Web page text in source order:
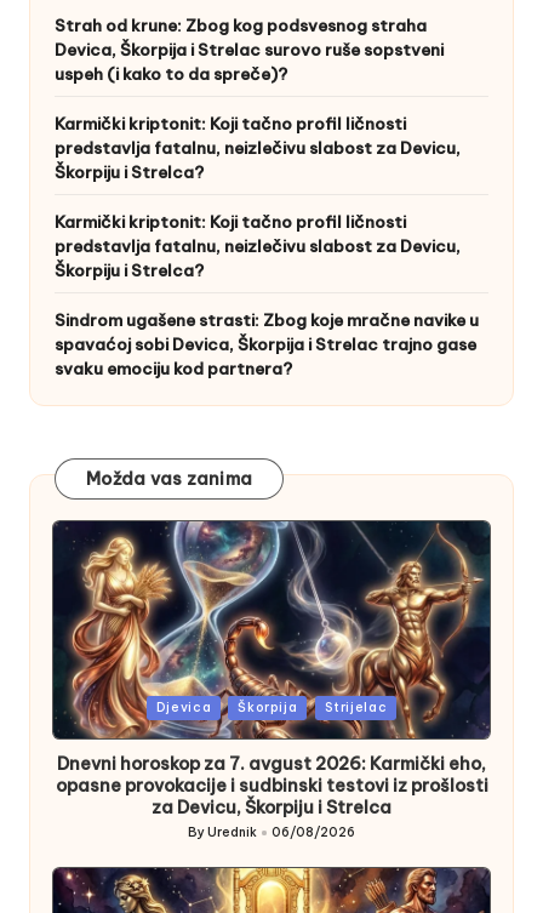
Strah od krune: Zbog kog podsvesnog straha
Devica, Škorpija i Strelac surovo ruše sopstveni
uspeh (i kako to da spreče)?
Karmički kriptonit: Koji tačno profil ličnosti
predstavlja fatalnu, neizlečivu slabost za Devicu,
Škorpiju i Strelca?
Karmički kriptonit: Koji tačno profil ličnosti
predstavlja fatalnu, neizlečivu slabost za Devicu,
Škorpiju i Strelca?
Sindrom ugašene strasti: Zbog koje mračne navike u
spavaćoj sobi Devica, Škorpija i Strelac trajno gase
svaku emociju kod partnera?
Možda vas zanima
Posted
in
Djevica Škorpija Strijelac
Dnevni horoskop za 7. avgust 2026: Karmički eho,
opasne provokacije i sudbinski testovi iz prošlosti
za Devicu, Škorpiju i Strelca
Posted
ByUrednik 06/08/2026